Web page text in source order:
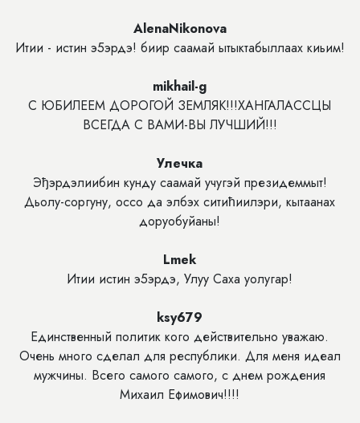
AlenaNikonova
Итии - истин э5эрдэ! биир саамай ытыктабыллаах киьим!
mikhail-g
С ЮБИЛЕЕМ ДОРОГОЙ ЗЕМЛЯК!!!ХАНГАЛАССЦЫ
ВСЕГДА С ВАМИ-ВЫ ЛУЧШИЙ!!!
Улечка
Эђэрдэлиибин кунду саамай учугэй президеммыт!
Дьолу-соргуну, оссо да элбэх ситићиилэри, кытаанах
доруобуйаны!
Lmek
Итии истин э5эрдэ, Улуу Саха уолугар!
ksy679
Единственный политик кого действительно уважаю.
Очень много сделал для республики. Для меня идеал
мужчины. Всего самого самого, с днем рождения
Михаил Ефимович!!!!